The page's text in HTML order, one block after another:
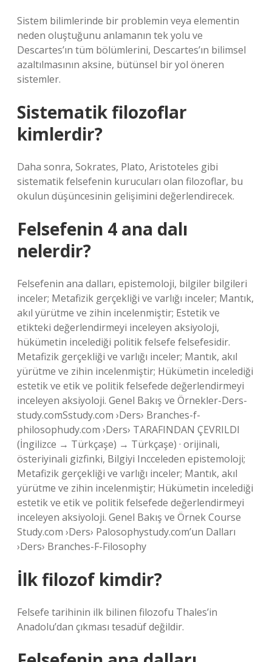
Sistem bilimlerinde bir problemin veya elementin
neden oluştuğunu anlamanın tek yolu ve
Descartes’ın tüm bölümlerini, Descartes’ın bilimsel
azaltılmasının aksine, bütünsel bir yol öneren
sistemler.
Sistematik filozoflar
kimlerdir?
Daha sonra, Sokrates, Plato, Aristoteles gibi
sistematik felsefenin kurucuları olan filozoflar, bu
okulun düşüncesinin gelişimini değerlendirecek.
Felsefenin 4 ana dalı
nelerdir?
Felsefenin ana dalları, epistemoloji, bilgiler bilgileri
inceler; Metafizik gerçekliği ve varlığı inceler; Mantık,
akıl yürütme ve zihin incelenmiştir; Estetik ve
etikteki değerlendirmeyi inceleyen aksiyoloji,
hükümetin incelediği politik felsefe felsefesidir.
Metafizik gerçekliği ve varlığı inceler; Mantık, akıl
yürütme ve zihin incelenmiştir; Hükümetin incelediği
estetik ve etik ve politik felsefede değerlendirmeyi
inceleyen aksiyoloji. Genel Bakış ve Örnekler-Ders-
study.comSstudy.com ›Ders› Branches-f-
philosophudy.com ›Ders› TARAFINDAN ÇEVRILDI
(İngilizce → Türkçaşe) → Türkçaşe) · orijinali,
österiyinali gizfinki, Bilgiyi Incceleden epistemoloji;
Metafizik gerçekliği ve varlığı inceler; Mantık, akıl
yürütme ve zihin incelenmiştir; Hükümetin incelediği
estetik ve etik ve politik felsefede değerlendirmeyi
inceleyen aksiyoloji. Genel Bakış ve Örnek Course
Study.com ›Ders› Palosophystudy.com’un Dalları
›Ders› Branches-F-Filosophy
İlk filozof kimdir?
Felsefe tarihinin ilk bilinen filozofu Thales’in
Anadolu’dan çıkması tesadüf değildir.